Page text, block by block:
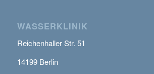
WASSERKLINIK
Reichenhaller Str. 51
14199 Berlin